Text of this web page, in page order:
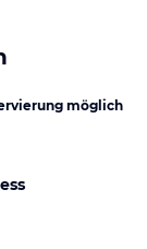
möglich